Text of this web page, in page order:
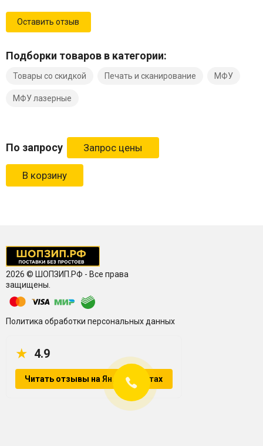
Оставить отзыв
Подборки товаров в категории:
Товары со скидкой Печать и сканирование МФУ
МФУ лазерные
По запросу
В корзину
2026 © ШОПЗИП.РФ - Все права
защищены.
Политика обработки персональных данных
★ 4.9
Читать отзывы на Яндекс.Картах